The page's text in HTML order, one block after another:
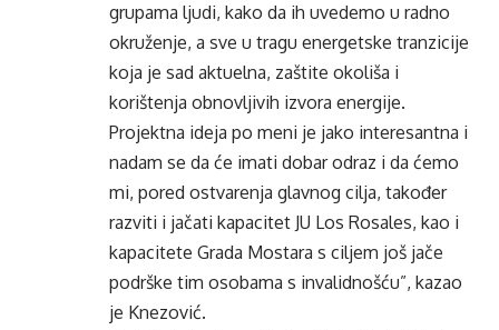
grupama ljudi, kako da ih uvedemo u radno
okruženje, a sve u tragu energetske tranzicije
koja je sad aktuelna, zaštite okoliša i
korištenja obnovljivih izvora energije.
Projektna ideja po meni je jako interesantna i
nadam se da će imati dobar odraz i da ćemo
mi, pored ostvarenja glavnog cilja, također
razviti i jačati kapacitet JU Los Rosales, kao i
kapacitete Grada Mostara s ciljem još jače
podrške tim osobama s invalidnošću”, kazao
je Knezović.